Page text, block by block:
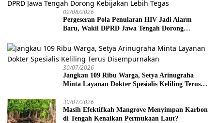
02/08/2026
Pergeseran Pola Penularan HIV Jadi Alarm
Baru, Wakil DPRD Jawa Tengah Dorong
30/07/2026
Jangkau 109 Ribu Warga, Setya Arinugraha
Minta Layanan Dokter Spesialis Keliling Terus
30/07/2026
Masih Efektifkah Mangrove Menyimpan Karbon
di Tengah Kenaikan Permukaan Laut?